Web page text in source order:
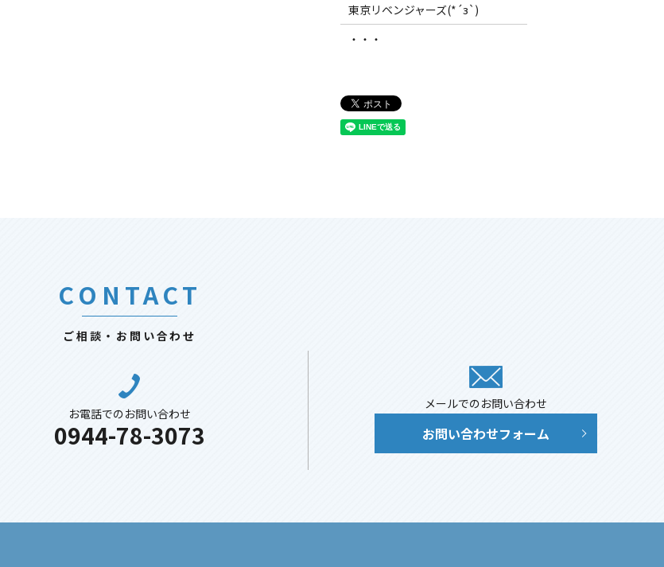
東京リベンジャーズ(*´з`)
・・・
CONTACT
ご相談・お問い合わせ
お電話でのお問い合わせ
0944-78-3073
メールでのお問い合わせ
お問い合わせフォーム